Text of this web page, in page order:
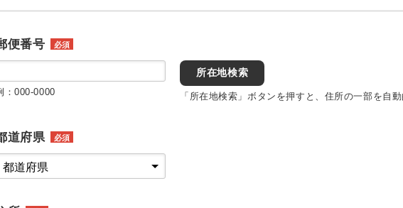
便番号 必須
：000-0000
所在地検索
「所在地検索」ボタンを押すと、住所の一部を自動
道府県 必須